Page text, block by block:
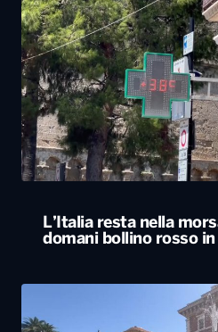
L’Italia resta nella
domani bollino rosso